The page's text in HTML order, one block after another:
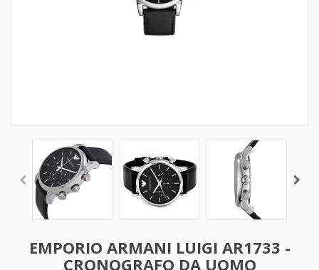
EMPORIO ARMANI LUIGI AR1733 -
CRONOGRAFO DA UOMO